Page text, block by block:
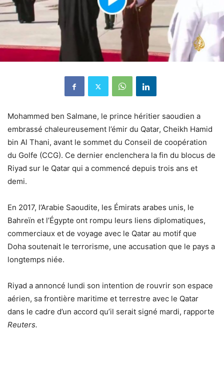
Mohammed ben Salmane, le prince héritier saoudien a
embrassé chaleureusement l’émir du Qatar, Cheikh Hamid
bin Al Thani, avant le sommet du Conseil de coopération
du Golfe (CCG). Ce dernier enclenchera la fin du blocus de
Riyad sur le Qatar qui a commencé depuis trois ans et
demi.
En 2017, l’Arabie Saoudite, les Émirats arabes unis, le
Bahreïn et l’Égypte ont rompu leurs liens diplomatiques,
commerciaux et de voyage avec le Qatar au motif que
Doha soutenait le terrorisme, une accusation que le pays a
longtemps niée.
Riyad a annoncé lundi son intention de rouvrir son espace
aérien, sa frontière maritime et terrestre avec le Qatar
dans le cadre d’un accord qu’il serait signé mardi, rapporte
Reuters.